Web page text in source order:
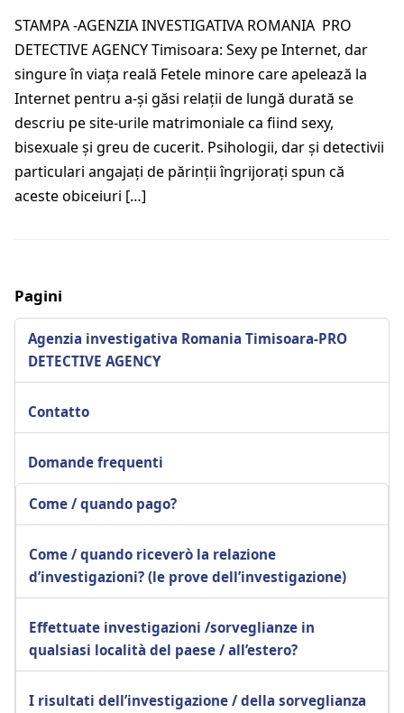
STAMPA -AGENZIA INVESTIGATIVA ROMANIA PRO
DETECTIVE AGENCY Timisoara: Sexy pe Internet, dar
singure în viaţa reală Fetele minore care apelează la
Internet pentru a-şi găsi relaţii de lungă durată se
descriu pe site-urile matrimoniale ca fiind sexy,
bisexuale şi greu de cucerit. Psihologii, dar şi detectivii
particulari angajaţi de părinţii îngrijoraţi spun că
aceste obiceiuri […]
Pagini
Agenzia investigativa Romania Timisoara-PRO
DETECTIVE AGENCY
Contatto
Domande frequenti
Come / quando pago?
Come / quando riceverò la relazione
d’investigazioni? (le prove dell’investigazione)
Effettuate investigazioni /sorveglianze in
qualsiasi località del paese / all’estero?
I risultati dell’investigazione / della sorveglianza